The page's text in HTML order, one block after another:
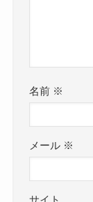
名前 ※
メール ※